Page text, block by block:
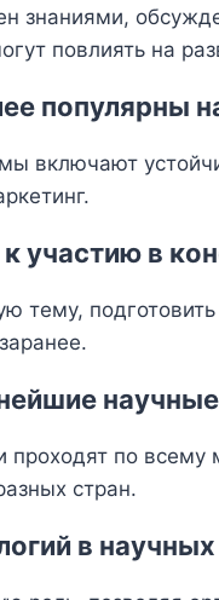
знаниями,
повлиять на
популярны
включают
участию в
тему,
проходят по
стран.
в